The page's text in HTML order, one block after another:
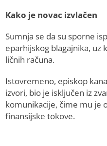
Kako je novac izvlačen
Sumnja se da su sporne
eparhijskog blagajnika, uz
ličnih računa.
Istovremeno, episkop
izvori, bio je isključen iz
komunikacije, čime mu je
finansijske tokove.